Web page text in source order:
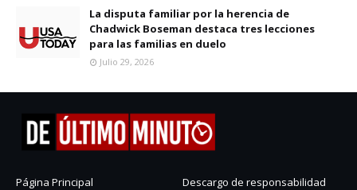
La disputa familiar por la herencia de
Chadwick Boseman destaca tres lecciones
para las familias en duelo
Julio 29, 2026
Página Principal
Descargo de responsabilidad